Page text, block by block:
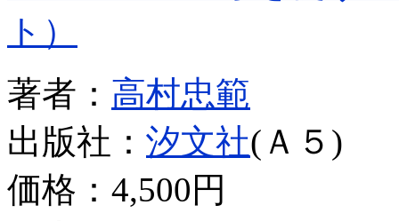
ト）
著者： 高村忠範
出版社： 汐文社(Ａ５)
価格： 4,500円